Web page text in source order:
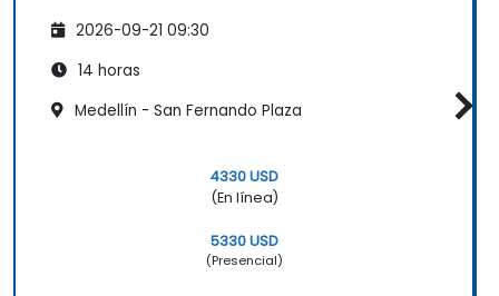
2026-09-21 09:30
14 horas
Medellín - San Fernando Plaza
4330 USD
(En línea)
5330 USD
(Presencial)